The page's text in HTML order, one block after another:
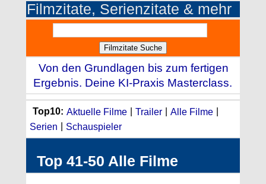
Filmzitate, Serienzitate & mehr
Von den Grundlagen bis zum fertigen
Ergebnis. Deine KI-Praxis Masterclass.
Top10: Aktuelle Filme Trailer Alle Filme
Serien
Schauspieler
Top 41-50 Alle Filme